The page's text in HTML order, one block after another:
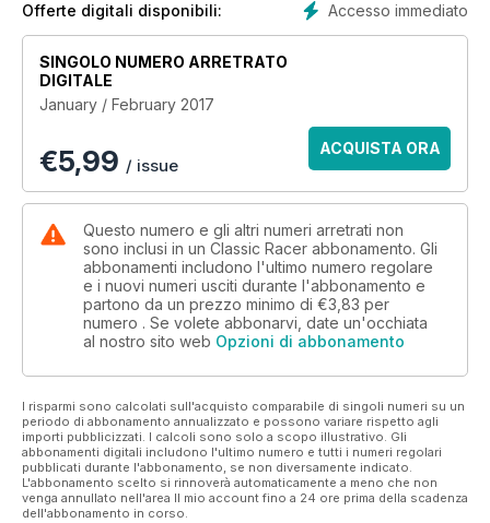
Accesso immediato
Offerte digitali disponibili:
SINGOLO NUMERO ARRETRATO
DIGITALE
January / February 2017
€5,99 / issue
ACQUISTA ORA
Questo numero e gli altri numeri arretrati non
sono inclusi in un Classic Racer abbonamento. Gli
abbonamenti includono l'ultimo numero regolare
e i nuovi numeri usciti durante l'abbonamento e
partono da un prezzo minimo di €3,83 per
numero . Se volete abbonarvi, date un'occhiata
al nostro sito web Opzioni di abbonamento
I risparmi sono calcolati sull'acquisto comparabile di singoli numeri su un
periodo di abbonamento annualizzato e possono variare rispetto agli
importi pubblicizzati. I calcoli sono solo a scopo illustrativo. Gli
abbonamenti digitali includono l'ultimo numero e tutti i numeri regolari
pubblicati durante l'abbonamento, se non diversamente indicato.
L'abbonamento scelto si rinnoverà automaticamente a meno che non
venga annullato nell'area Il mio account fino a 24 ore prima della scadenza
dell'abbonamento in corso.